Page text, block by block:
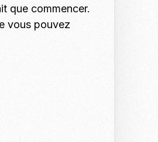
que commencer.
vous pouvez